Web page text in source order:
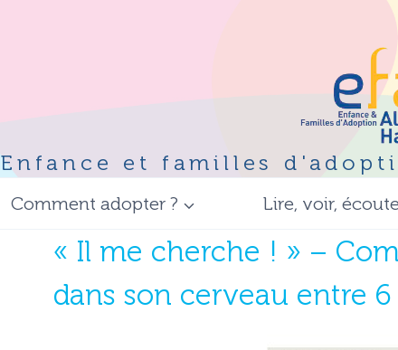
Enfance et familles
Comment adopter ? Lire, voir,
« Il me cherche ! » –
dans son cerveau entre 6